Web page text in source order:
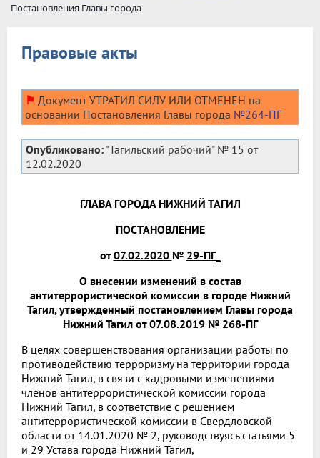
Постановления Главы города
Правовые акты
⚑ Документ УТРАТИЛ СИЛУ ИЛИ ОТМЕНЕН на
основании Постановления Главы города №264-ПГ
Опубликовано: "Тагильский рабочий" № 15 от
12.02.2020
ГЛАВА ГОРОДА НИЖНИЙ ТАГИЛ
ПОСТАНОВЛЕНИЕ
от07.02.2020 № 29-ПГ_
О внесении изменений в состав
антитеррористической комиссии в городе Нижний
Тагил, утвержденный постановлением Главы города
Нижний Тагил от 07.08.2019 № 268-ПГ
В целях совершенствования организации работы по
противодействию терроризму на территории города
Нижний Тагил, в связи с кадровыми изменениями
членов антитеррористической комиссии города
Нижний Тагил, в соответствие с решением
антитеррористической комиссии в Свердловской
области от 14.01.2020 № 2, руководствуясь статьями 5
и 29 Устава города Нижний Тагил,